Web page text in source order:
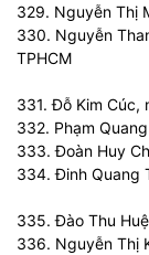
329. Nguyễn Thị
330. Nguyễn
TPHCM
331. Đỗ Kim Cúc,
332. Phạm
333. Đoàn Huy
334. Đinh Quang
335. Đào Thu
336. Nguyễn Thị